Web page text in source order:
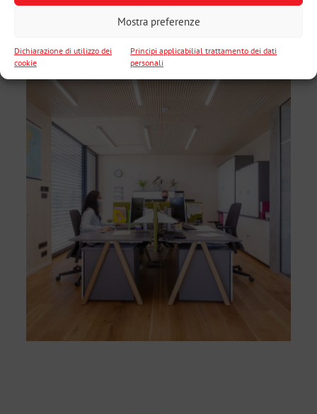
Mostra preferenze
Dichiarazione di utilizzo dei
cookie
Principi applicabilial trattamento dei dati
personali